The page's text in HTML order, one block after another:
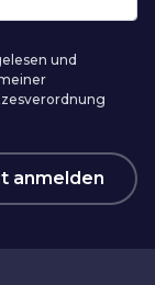
und
anmelden